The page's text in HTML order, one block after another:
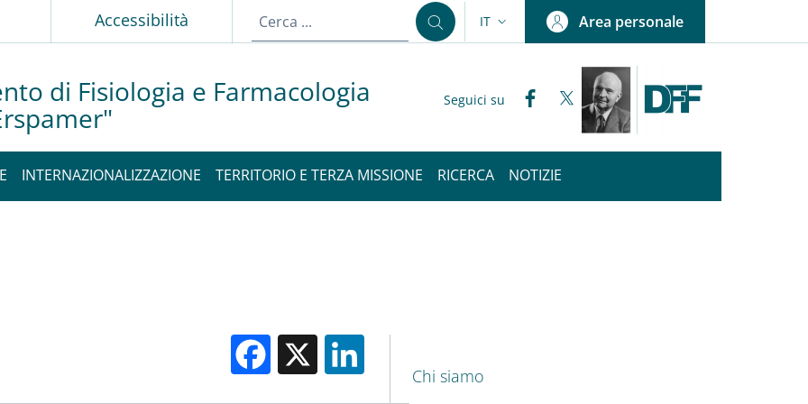
Accessibilità SELETTORE LINGUA: CURRENT LANGUAGE
IT Area personale
di Fisiologia e Farmacologia Seguici su Facebook
Twitter
INTERNAZIONALIZZAZIONE TERRITORIO E TERZA MISSIONE RICERCA NOTIZIE
Facebook
X
MENU CEV SECOND NAVIGATION
Chi siamo